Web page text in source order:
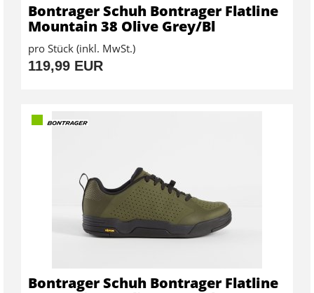
Bontrager Schuh Bontrager Flatline
Mountain 38 Olive Grey/Bl
pro Stück (inkl. MwSt.)
119,99 EUR
Bontrager Schuh Bontrager Flatline